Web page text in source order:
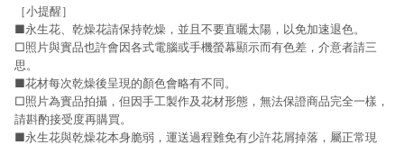
［小提醒］
■永生花、乾燥花請保持乾燥，並且不要直曬太陽，以免加速退色。
□照片與實品也許會因各式電腦或手機螢幕顯示而有色差，介意者請三
思。
■花材每次乾燥後呈現的顏色會略有不同。
□照片為實品拍攝，但因手工製作及花材形態，無法保證商品完全一樣，
請斟酌接受度再購買。
■永生花與乾燥花本身脆弱，運送過程難免有少許花屑掉落，屬正常現